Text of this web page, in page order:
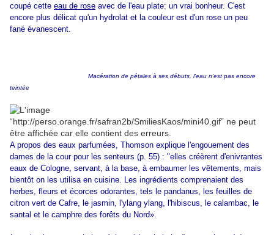
coupé cette eau de rose avec de l'eau plate: un vrai bonheur. C'est
encore plus délicat qu'un hydrolat et la couleur est d'un rose un peu
fané évanescent.
Macération de pétales à ses débuts, l'eau n'est pas encore
teintée
A propos des eaux parfumées, Thomson explique l'engouement des
dames de la cour pour les senteurs (p. 55) : "elles créèrent d'enivrantes
eaux de Cologne, servant, à la base, à embaumer les vêtements, mais
bientôt on les utilisa en cuisine. Les ingrédients comprenaient des
herbes, fleurs et écorces odorantes, tels le pandanus, les feuilles de
citron vert de Cafre, le jasmin, l'ylang ylang, l'hibiscus, le calambac, le
santal et le camphre des forêts du Nord».